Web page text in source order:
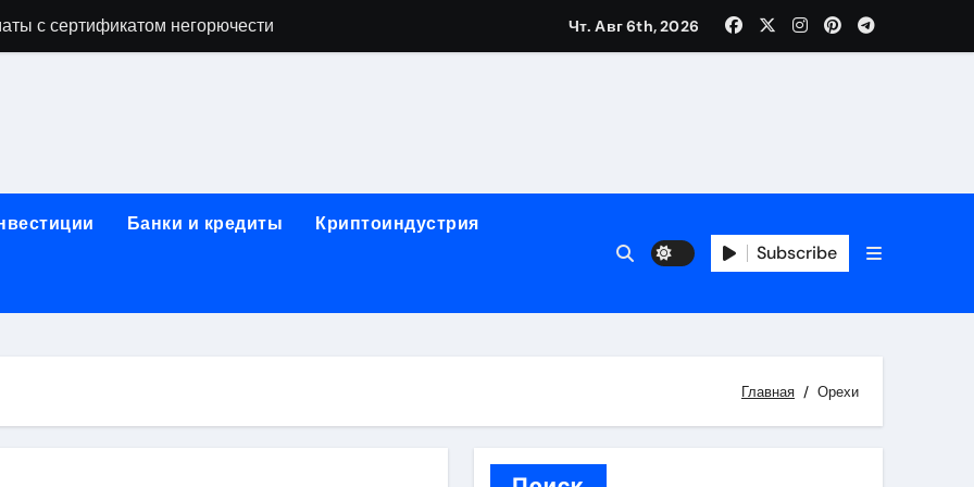
с сертификатом негорючести
и направляющих для конвейерных лент
лотков для хранения электронных компонентов
этапы строительства, проверка застройщика и сценарии оформления сделки
Чт. Авг 6th, 2026
Банки и кредиты Криптоиндустрия
Subscribe
Главная Орехи